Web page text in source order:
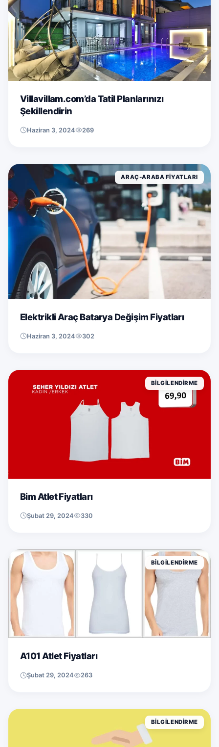
Villavillam.com’da Tatil Planlarınızı
Şekillendirin
Haziran 3, 2024 269
ARAÇ-ARABA FIYATLARI
Elektrikli Araç Batarya Değişim Fiyatları
Haziran 3, 2024 302
BILGILENDIRME
Bim Atlet Fiyatları
Şubat 29, 2024 330
BILGILENDIRME
A101 Atlet Fiyatları
Şubat 29, 2024 263
BILGILENDIRME